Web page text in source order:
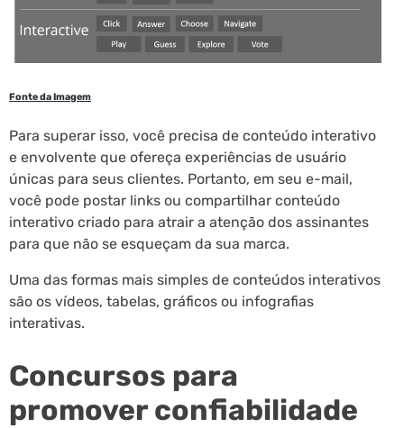
Fonte da Imagem
Para superar isso, você precisa de conteúdo interativo
e envolvente que ofereça experiências de usuário
únicas para seus clientes. Portanto, em seu e-mail,
você pode postar links ou compartilhar conteúdo
interativo criado para atrair a atenção dos assinantes
para que não se esqueçam da sua marca.
Uma das formas mais simples de conteúdos interativos
são os vídeos, tabelas, gráficos ou infografias
interativas.
Concursos para
promover confiabilidade